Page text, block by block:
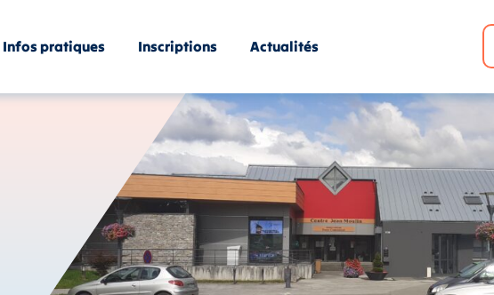
Infos pratiques Inscriptions Actualités